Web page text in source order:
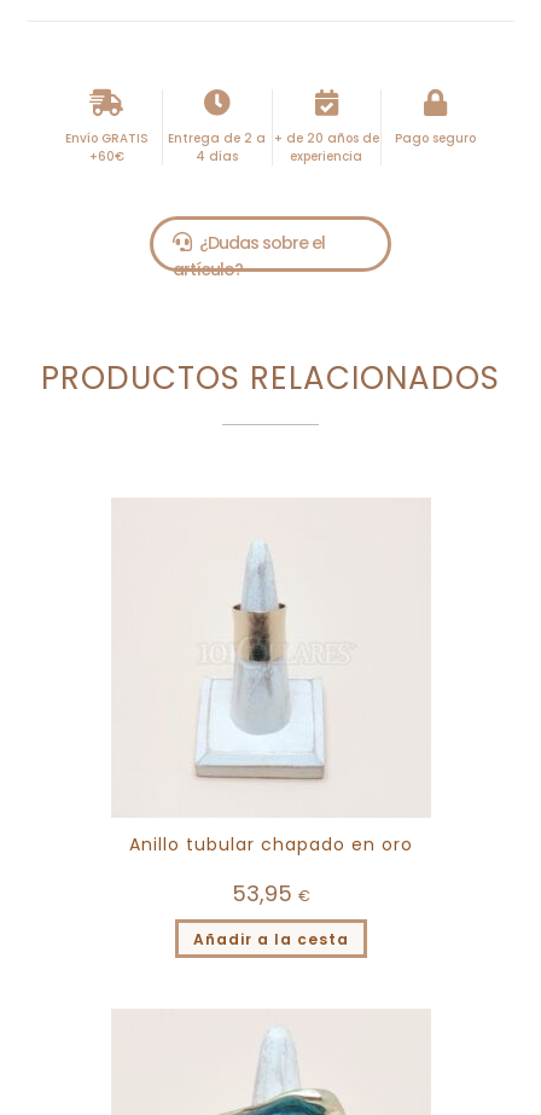
Envío GRATIS
+60€
Entrega de 2 a
4 días
+ de 20 años de
experiencia
Pago seguro
PRODUCTOS RELACIONADOS
Anillo tubular chapado en oro
53,95 €
Añadir a la cesta